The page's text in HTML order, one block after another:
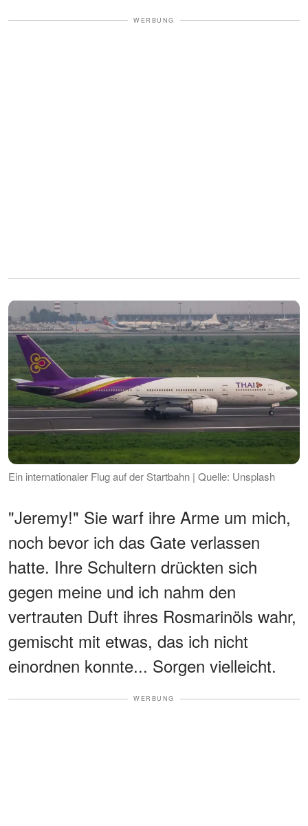
WERBUNG
Ein internationaler Flug auf der Startbahn | Quelle: Unsplash
"Jeremy!" Sie warf ihre Arme um mich,
noch bevor ich das Gate verlassen
hatte. Ihre Schultern drückten sich
gegen meine und ich nahm den
vertrauten Duft ihres Rosmarinöls wahr,
gemischt mit etwas, das ich nicht
einordnen konnte... Sorgen vielleicht.
WERBUNG